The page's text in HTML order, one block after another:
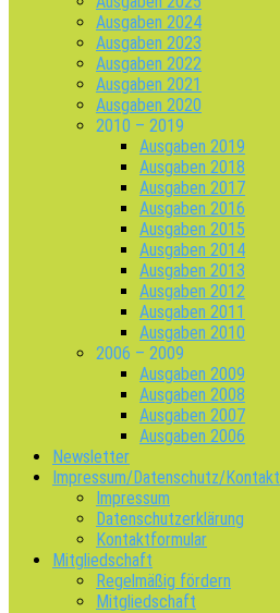
Ausgaben 2024
Ausgaben 2023
Ausgaben 2022
Ausgaben 2021
Ausgaben 2020
2010 – 2019
Ausgaben 2019
Ausgaben 2018
Ausgaben 2017
Ausgaben 2016
Ausgaben 2015
Ausgaben 2014
Ausgaben 2013
Ausgaben 2012
Ausgaben 2011
Ausgaben 2010
2006 – 2009
Ausgaben 2009
Ausgaben 2008
Ausgaben 2007
Ausgaben 2006
Newsletter
Impressum/Datenschutz/Kontakt
Impressum
Datenschutzerklärung
Kontaktformular
Mitgliedschaft
Regelmäßig fördern
Mitgliedschaft